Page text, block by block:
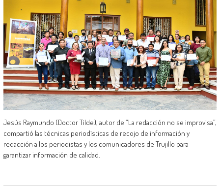
Jesús Raymundo (Doctor Tilde), autor de “La redacción no se improvisa”,
compartió las técnicas periodísticas de recojo de información y
redacción a los periodistas y los comunicadores de Trujillo para
garantizar información de calidad.